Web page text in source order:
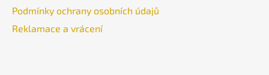
Podmínky ochrany osobních údajů
Reklamace a vrácení